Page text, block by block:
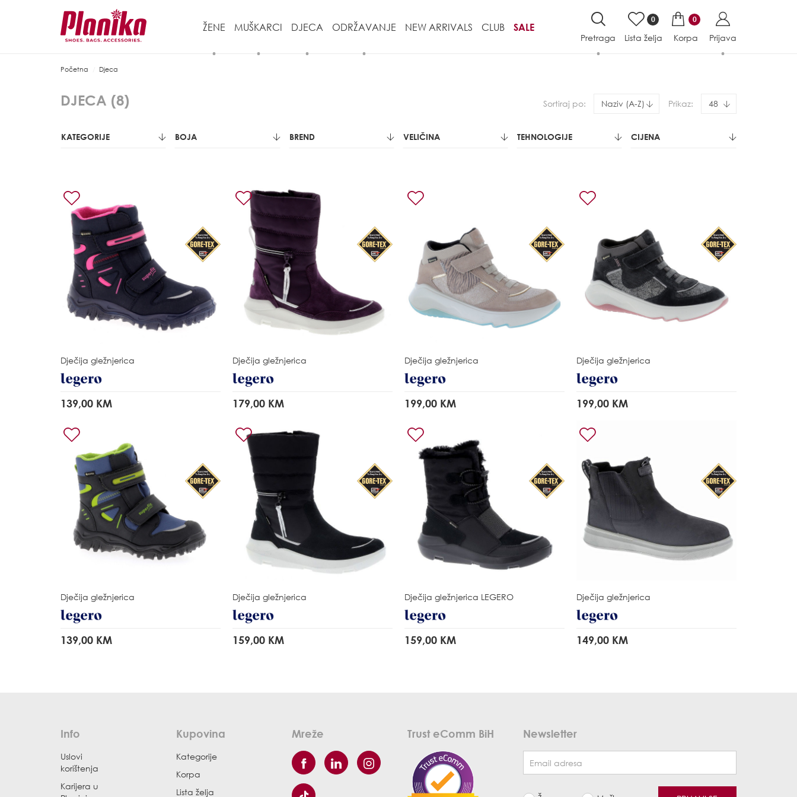
ŽENE MUŠKARCI DJECA ODRŽAVANJE NEW ARRIVALS CLUB SALE
Pretraga
0
Lista želja
0
Korpa Prijava
Početna Djeca
DJECA (8) Sortiraj po: Naziv (A-Z) Prikaz: 48
KATEGORIJE BOJA BREND VELIČINA TEHNOLOGIJE CIJENA
Dječija gležnjerica
139,00 KM
Dječija gležnjerica
179,00 KM
Dječija gležnjerica
199,00 KM
Dječija gležnjerica
199,00 KM
Dječija gležnjerica
139,00 KM
Dječija gležnjerica
159,00 KM
Dječija gležnjerica LEGERO
159,00 KM
Dječija gležnjerica
149,00 KM
Info
Uslovi
korištenja
Karijera u
Kupovina
Kategorije
Korpa
Lista želja
Mreže Trust eComm BiH Newsletter